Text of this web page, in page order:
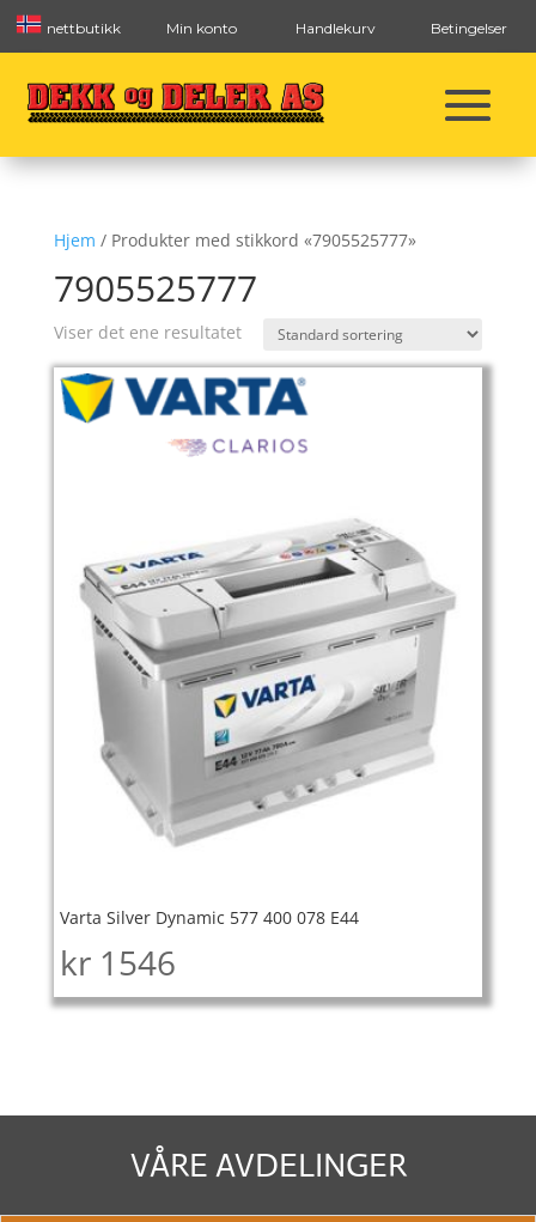
nettbutikk Min konto Handlekurv Betingelser
Hjem / Produkter med stikkord «7905525777»
7905525777
Viser det ene resultatet
Varta Silver Dynamic 577 400 078 E44
kr 1546
VÅRE AVDELINGER